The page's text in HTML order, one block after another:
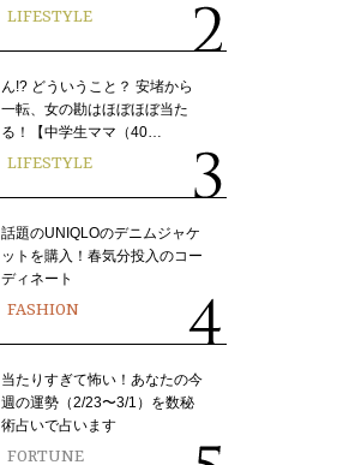
LIFESTYLE
ん!? どういうこと？ 安堵から
一転、女の勘はほぼほぼ当た
る！【中学生ママ（40…
LIFESTYLE
話題のUNIQLOのデニムジャケ
ットを購入！春気分投入のコー
ディネート
FASHION
当たりすぎて怖い！あなたの今
週の運勢（2/23〜3/1）を数秘
術占いで占います
FORTUNE